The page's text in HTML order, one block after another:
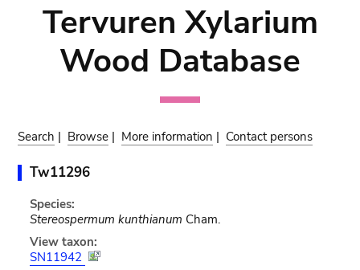
Tervuren Xylarium
Wood Database
Search | Browse | More information | Contact persons
Tw11296
Species:
Stereospermum kunthianum Cham.
View taxon:
SN11942